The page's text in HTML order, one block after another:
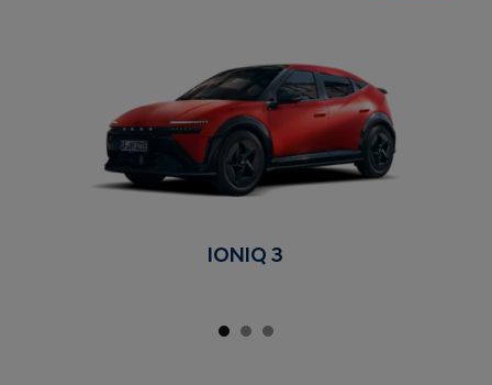
IONIQ 3